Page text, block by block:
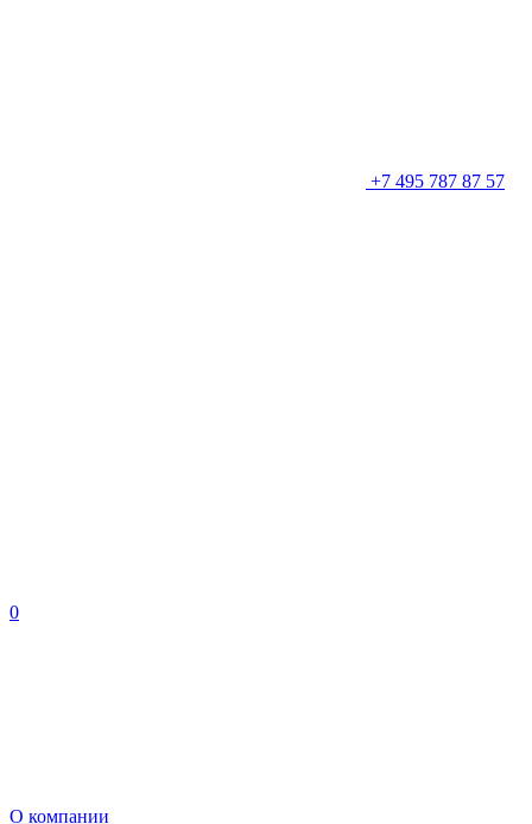
+7 495 787 87 57
0
О компании